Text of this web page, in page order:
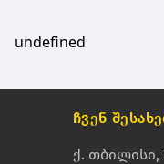
undefined
ჩვენ
ქ. თბილისი,